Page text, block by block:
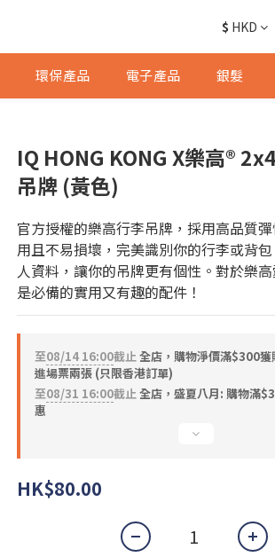
$ HKD
環保產品 電子產品 銀髮
IQ HONG KONG X樂高®
吊牌 (黃色)
官方授權的樂高行李吊牌，採用高品質
用且不易損壞，完美識別你的行李或背
人資料，讓你的吊牌更有個性。對於樂
是必備的實用又有趣的配件！
至08/14 16:00截止全店，購物淨價滿$300獲
進場票兩張 (只限香港訂單)
至08/31 16:00截止全店，盛夏八月: 購物滿
惠
HK$80.00